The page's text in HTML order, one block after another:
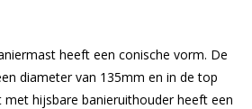
heeft een conische vorm. De
diameter van 135mm en in de top
hijsbare banieruithouder heeft een